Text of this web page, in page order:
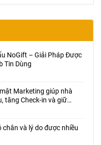
NoGift – Giải Pháp Được
Tin Dùng
Marketing giúp nhà
tăng Check-in và giữ
chân và lý do được nhiều